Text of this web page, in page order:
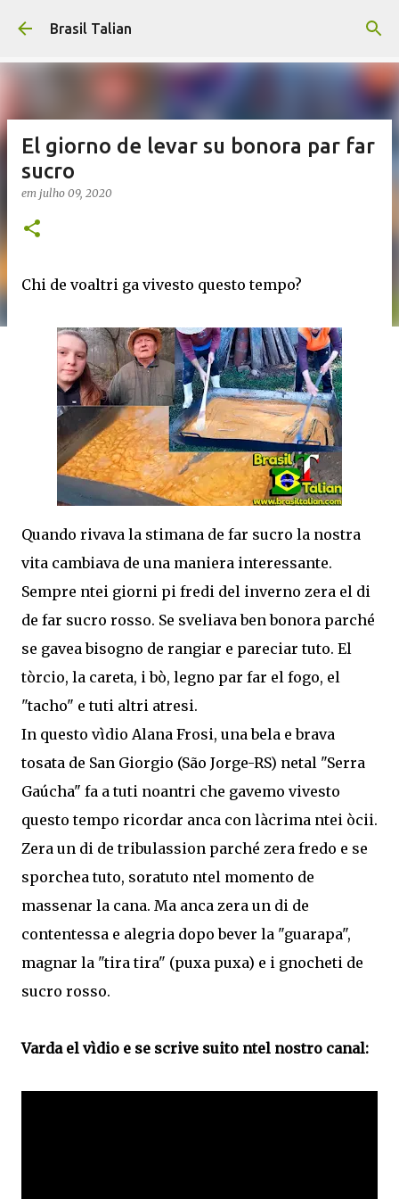
Pular para o conteúdo principal
Brasil Talian
El giorno de levar su bonora par far
sucro
em julho 09, 2020
Chi de voaltri ga vivesto questo tempo?
Quando rivava la stimana de far sucro la nostra
vita cambiava de una maniera interessante.
Sempre ntei giorni pi fredi del inverno zera el di
de far sucro rosso. Se sveliava ben bonora parché
se gavea bisogno de rangiar e pareciar tuto. El
tòrcio, la careta, i bò, legno par far el fogo, el
"tacho" e tuti altri atresi.
In questo vìdio Alana Frosi, una bela e brava
tosata de San Giorgio (São Jorge-RS) netal "Serra
Gaúcha" fa a tuti noantri che gavemo vivesto
questo tempo ricordar anca con làcrima ntei òcii.
Zera un di de tribulassion parché zera fredo e se
sporchea tuto, soratuto ntel momento de
massenar la cana. Ma anca zera un di de
contentessa e alegria dopo bever la "guarapa",
magnar la "tira tira" (puxa puxa) e i gnocheti de
sucro rosso.
Varda el vìdio e se scrive suito ntel nostro canal: